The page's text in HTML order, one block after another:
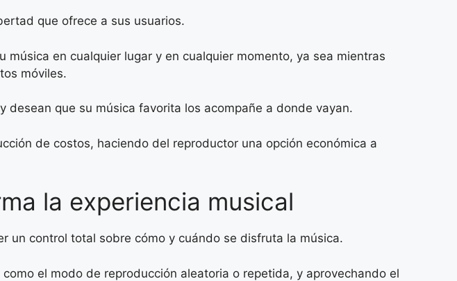
que ofrece a sus usuarios.
en cualquier lugar y en cualquier momento, ya sea mientras
móviles.
que su música favorita los acompañe a donde vayan.
de costos, haciendo del reproductor una opción económica a
la experiencia musical
un control total sobre cómo y cuándo se disfruta la música.
el modo de reproducción aleatoria o repetida, y aprovechando el